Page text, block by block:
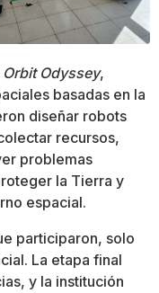
Orbit Odyssey,
basadas en la
diseñar robots
recursos,
problemas
la Tierra y
espacial.
participaron, solo
La etapa final
y la institución